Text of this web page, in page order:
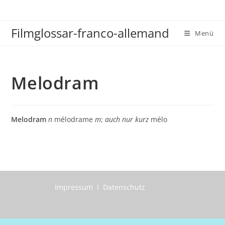
springen
Filmglossar-franco-allemand Menü
Melodram
Melodram n mélodramem;auch nur kurz mélo
Impressum I Datenschutz